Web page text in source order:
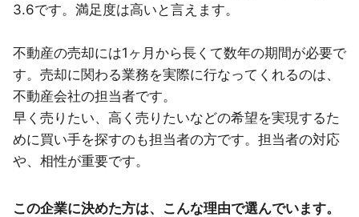
3.6です。満足度は高いと言えます。
不動産の売却には1ヶ月から長くて数年の期間が必要で
す。売却に関わる業務を実際に行なってくれるのは、
不動産会社の担当者です。
早く売りたい、高く売りたいなどの希望を実現するた
めに買い手を探すのも担当者の方です。担当者の対応
や、相性が重要です。
この企業に決めた方は、こんな理由で選んでいます。